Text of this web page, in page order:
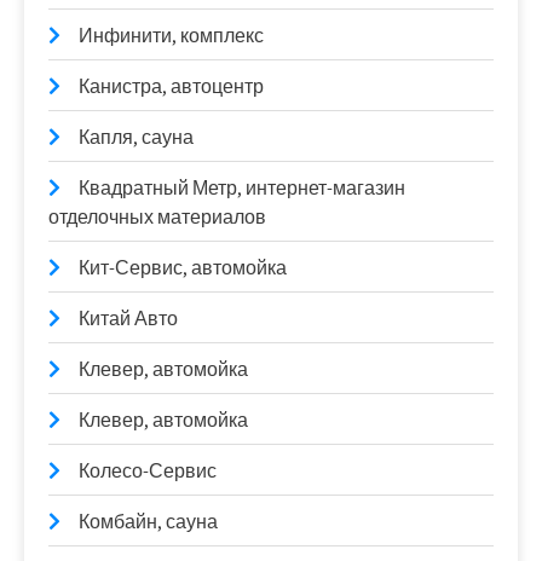
Инфинити, комплекс
Канистра, автоцентр
Капля, сауна
Квадратный Метр, интернет-магазин
отделочных материалов
Кит-Сервис, автомойка
Китай Авто
Клевер, автомойка
Клевер, автомойка
Колесо-Сервис
Комбайн, сауна